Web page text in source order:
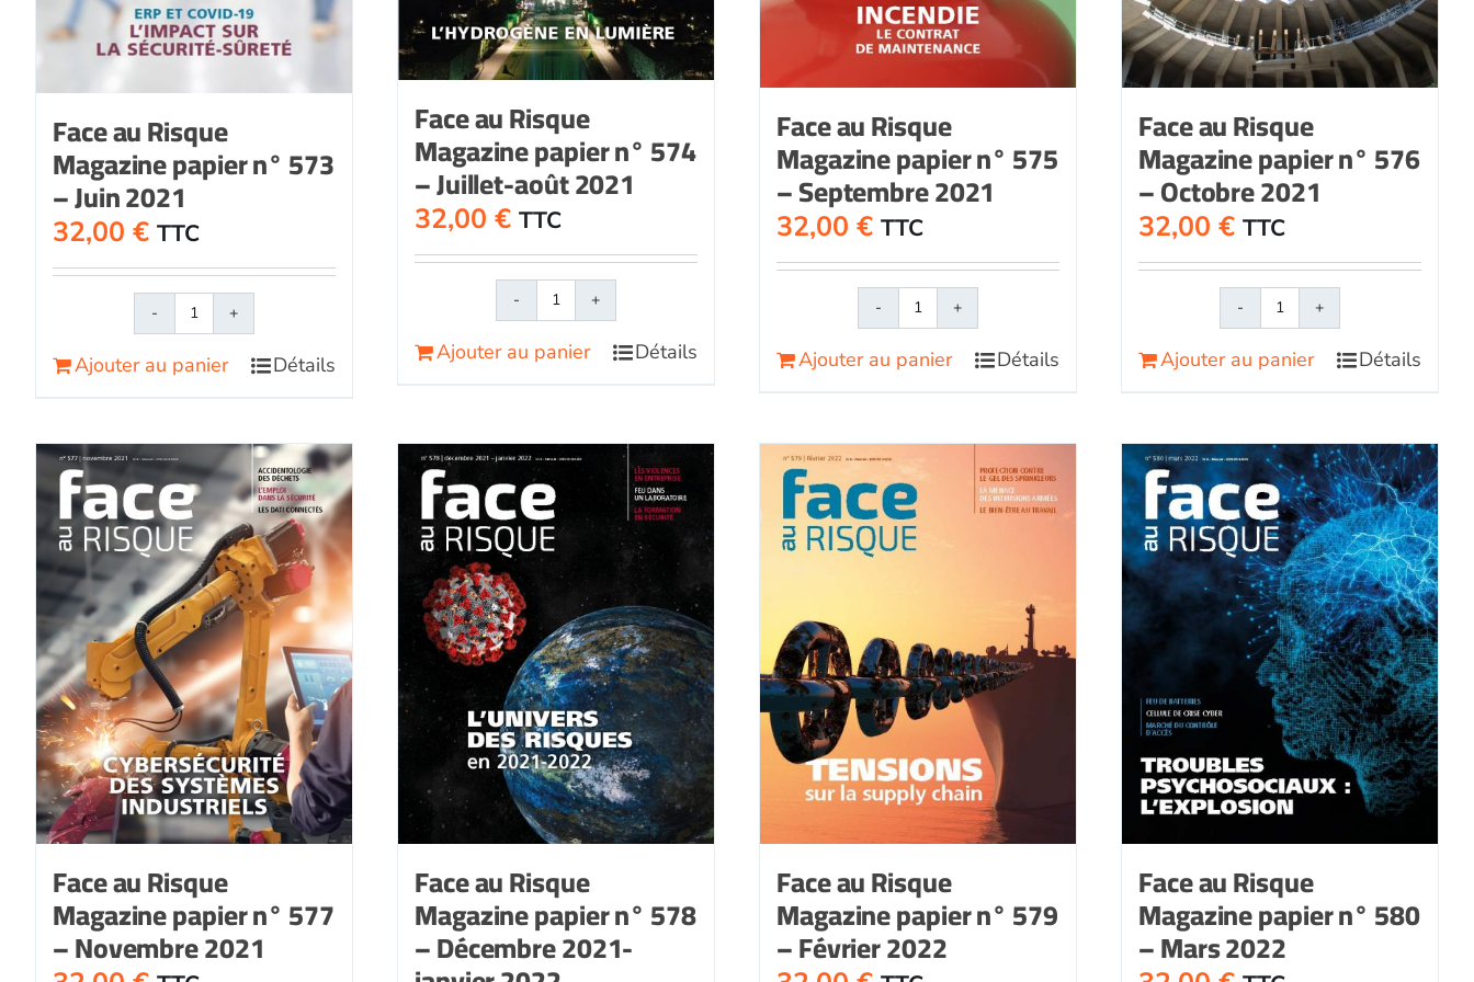
Face au Risque
Magazine papier n° 573
– Juin 2021
32,00 € TTC
quantité
Face
papier
n°
573
-
Juin
2021
Ajouter au panier Détails
Face au Risque
Magazine papier n° 574
– Juillet-août 2021
32,00 € TTC
quantité
Face
n°
574
-
Juillet-
2021
Ajouter au panier Détails
Face au Risque
Magazine papier n° 575
– Septembre 2021
32,00 € TTC
quantité
Face
papier
575
-
Septembre
Ajouter au panier Détails
Face au Risque
Magazine papier n° 576
– Octobre 2021
32,00 € TTC
quantité
Face
papier
n°
576
-
Octobre
2021
Ajouter au panier Détails
Face au Risque
Magazine papier n° 577
– Novembre 2021
Face au Risque
Magazine papier n° 578
– Décembre 2021-
Face au Risque
Magazine papier n° 579
– Février 2022
Face au Risque
Magazine papier n° 580
– Mars 2022